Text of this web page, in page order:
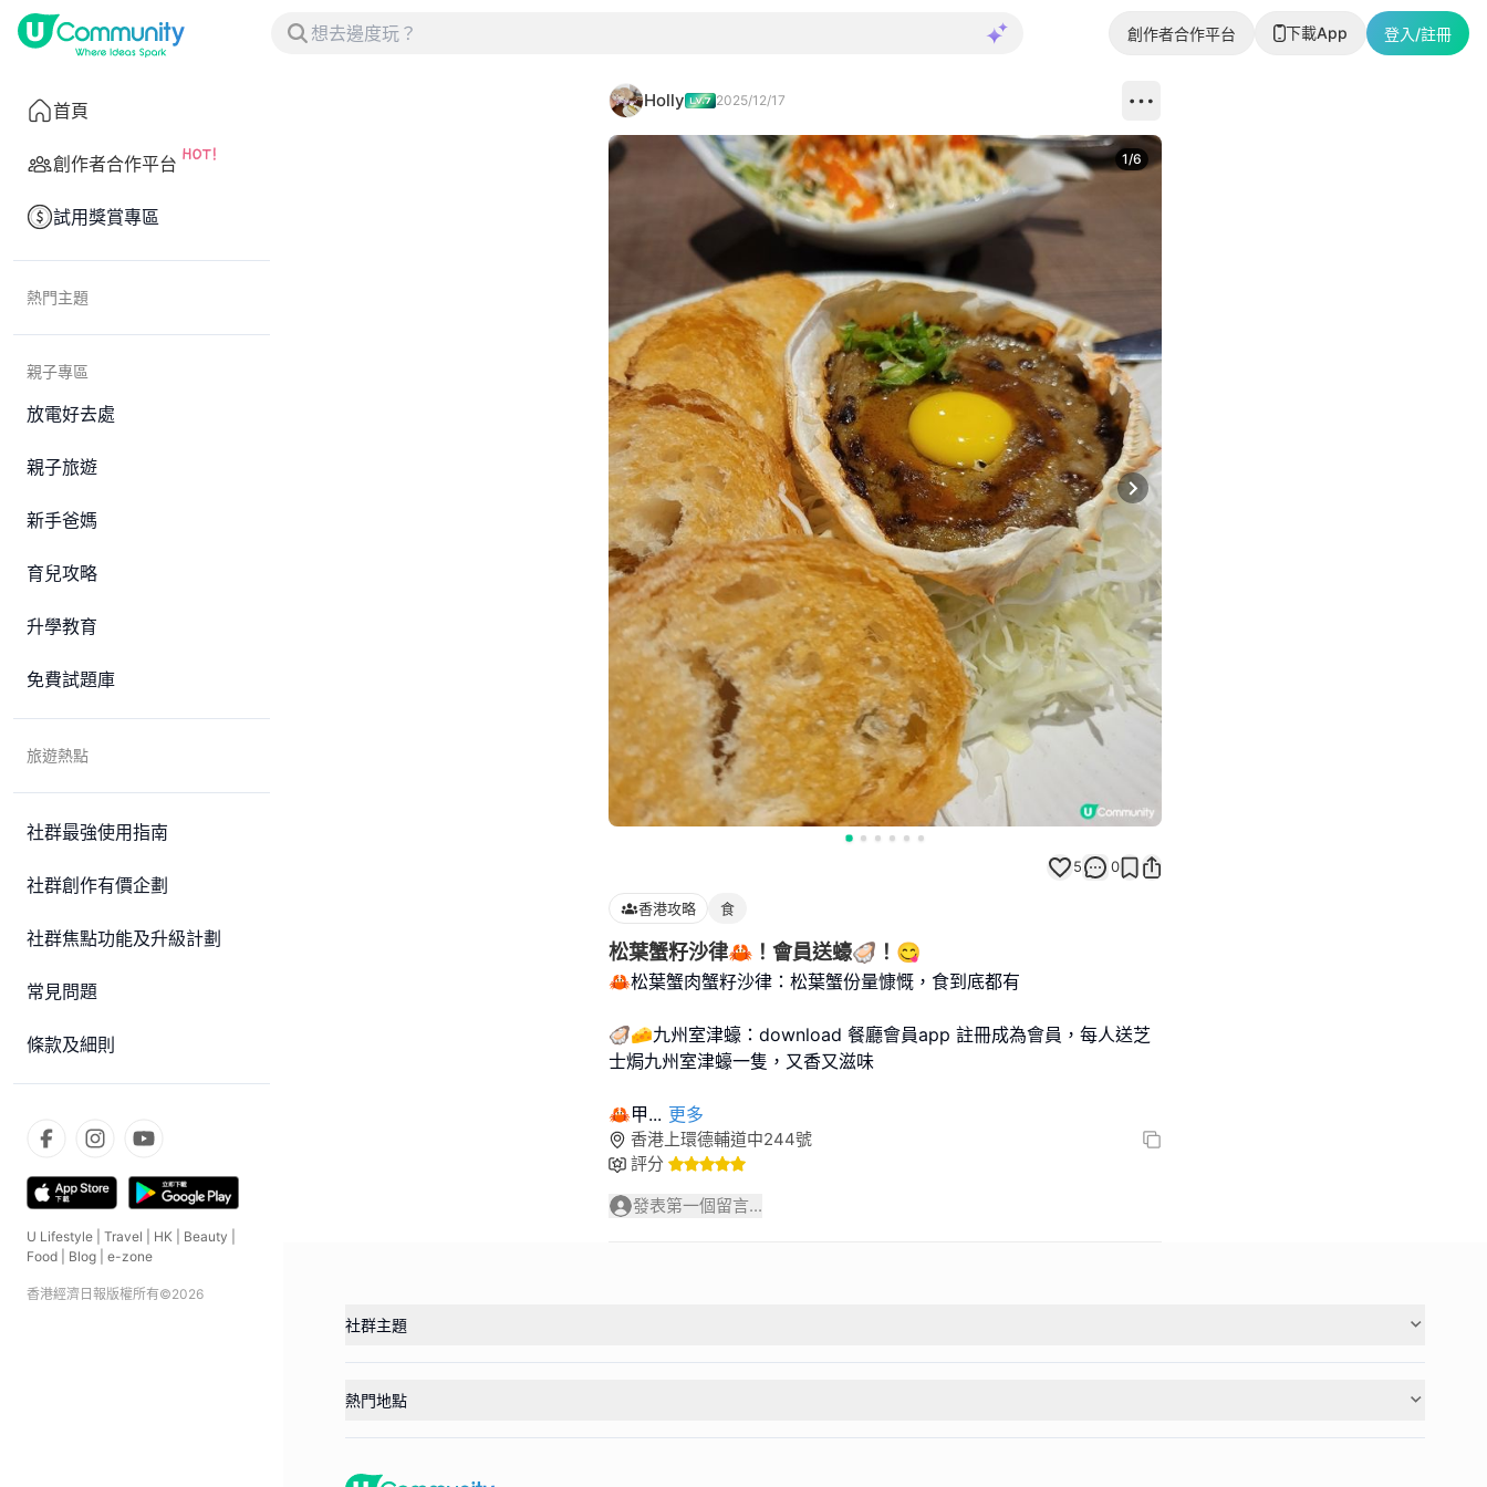
創作者合作平台 下載App 登入/註冊
首頁
創作者合作平台
試用獎賞專區
熱門主題
親子專區
放電好去處
親子旅遊
新手爸媽
育兒攻略
升學教育
免費試題庫
旅遊熱點
社群最強使用指南
社群創作有價企劃
社群焦點功能及升級計劃
常見問題
條款及細則
U Lifestyle Travel HK Beauty
Food
Blog e-zone
香港經濟日報版權所有©2026
Holly 2025/12/17
Next slide
1/6
5 0
香港攻略 食
松葉蟹籽沙律🦀！會員送蠔🦪！😋
🦀松葉蟹肉蟹籽沙律：松葉蟹份量慷慨，食到底都有
🦪🧀九州室津蠔：download 餐廳會員app 註冊成為會員，每人送芝
士焗九州室津蠔一隻，又香又滋味
🦀甲... 更多
香港上環德輔道中244號
評分
發表第一個留言...
社群主題
熱門地點